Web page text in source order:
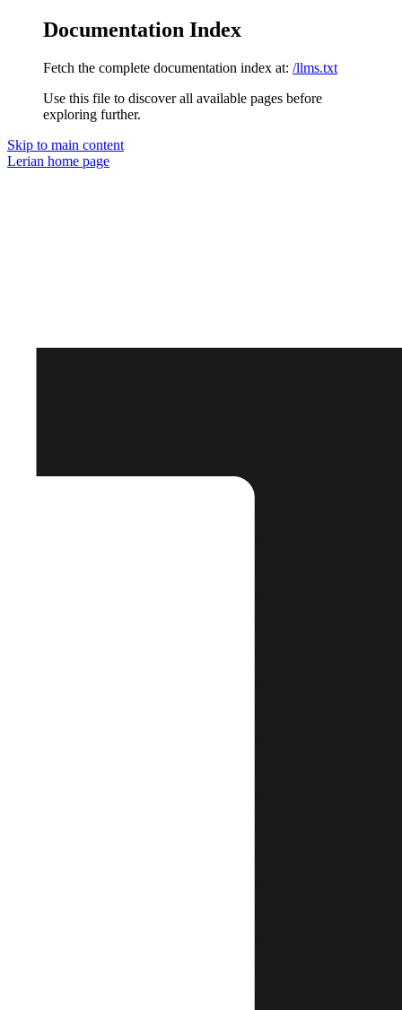
Documentation Index
Fetch the complete documentation index at: /llms.txt
Use this file to discover all available pages before
exploring further.
Skip to main content
Lerian home page